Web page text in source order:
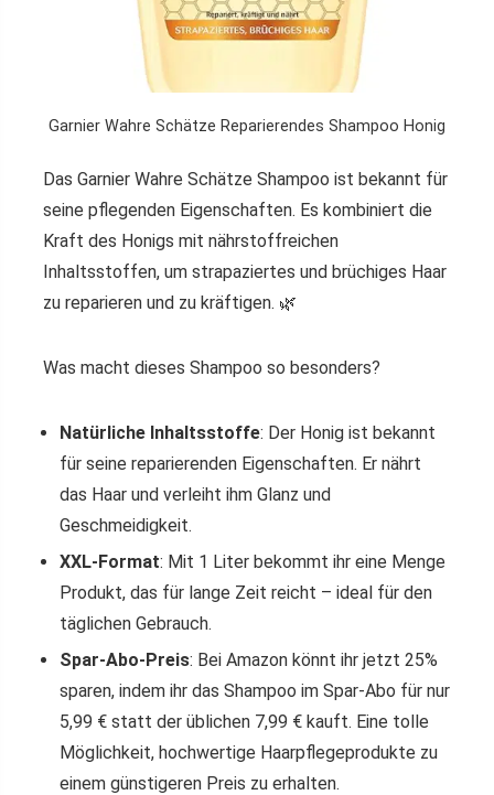
Garnier Wahre Schätze Reparierendes Shampoo Honig
Das Garnier Wahre Schätze Shampoo ist bekannt für
seine pflegenden Eigenschaften. Es kombiniert die
Kraft des Honigs mit nährstoffreichen
Inhaltsstoffen, um strapaziertes und brüchiges Haar
zu reparieren und zu kräftigen. 🌿
Was macht dieses Shampoo so besonders?
Natürliche Inhaltsstoffe: Der Honig ist bekannt
für seine reparierenden Eigenschaften. Er nährt
das Haar und verleiht ihm Glanz und
Geschmeidigkeit.
XXL-Format: Mit 1 Liter bekommt ihr eine Menge
Produkt, das für lange Zeit reicht – ideal für den
täglichen Gebrauch.
Spar-Abo-Preis: Bei Amazon könnt ihr jetzt 25%
sparen, indem ihr das Shampoo im Spar-Abo für nur
5,99 € statt der üblichen 7,99 € kauft. Eine tolle
Möglichkeit, hochwertige Haarpflegeprodukte zu
einem günstigeren Preis zu erhalten.